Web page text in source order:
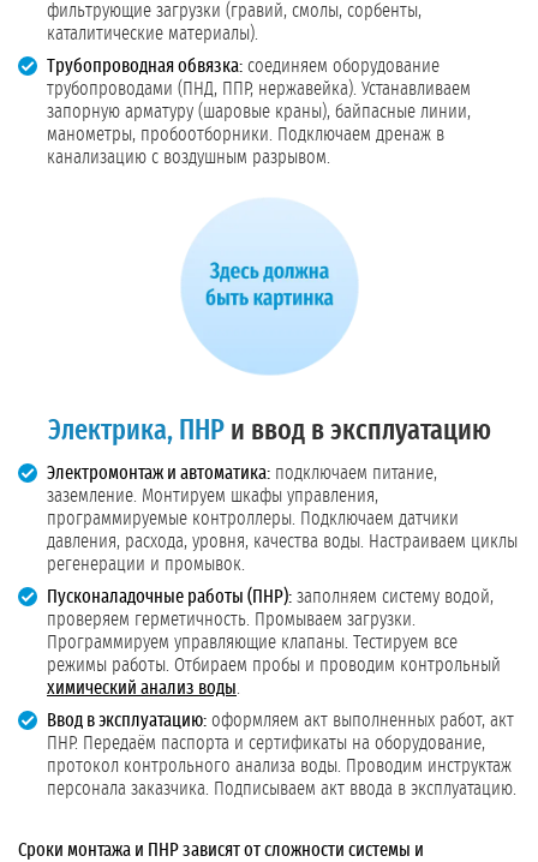
фильтрующие загрузки (гравий, смолы, сорбенты,
каталитические материалы).
Трубопроводная обвязка: соединяем оборудование
трубопроводами (ПНД, ППР, нержавейка). Устанавливаем
запорную арматуру (шаровые краны), байпасные линии,
манометры, пробоотборники. Подключаем дренаж в
канализацию с воздушным разрывом.
Электрика, ПНРи ввод в эксплуатацию
Электромонтаж и автоматика: подключаем питание,
заземление. Монтируем шкафы управления,
программируемые контроллеры. Подключаем датчики
давления, расхода, уровня, качества воды. Настраиваем циклы
регенерации и промывок.
Пусконаладочные работы (ПНР): заполняем систему водой,
проверяем герметичность. Промываем загрузки.
Программируем управляющие клапаны. Тестируем все
режимы работы. Отбираем пробы и проводим контрольный
химический анализ воды
Ввод в эксплуатацию: оформляем акт выполненных работ, акт
ПНР. Передаём паспорта и сертификаты на оборудование,
протокол контрольного анализа воды. Проводим инструктаж
персонала заказчика. Подписываем акт ввода в эксплуатацию.
Сроки монтажа и ПНР зависят от сложности системы и